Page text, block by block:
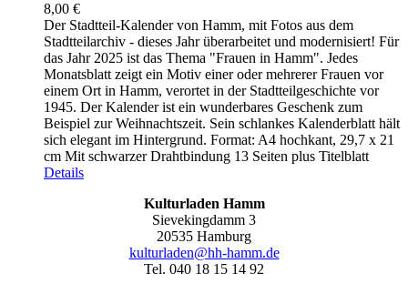
8,00 €
Der Stadtteil-Kalender von Hamm, mit Fotos aus dem
Stadtteilarchiv - dieses Jahr überarbeitet und modernisiert! Für
das Jahr 2025 ist das Thema "Frauen in Hamm". Jedes
Monatsblatt zeigt ein Motiv einer oder mehrerer Frauen vor
einem Ort in Hamm, verortet in der Stadtteilgeschichte vor
1945. Der Kalender ist ein wunderbares Geschenk zum
Beispiel zur Weihnachtszeit. Sein schlankes Kalenderblatt hält
sich elegant im Hintergrund. Format: A4 hochkant, 29,7 x 21
cm Mit schwarzer Drahtbindung 13 Seiten plus Titelblatt
Details
Kulturladen Hamm
Sievekingdamm 3
20535 Hamburg
kulturladen@hh-hamm.de
Tel. 040 18 15 14 92